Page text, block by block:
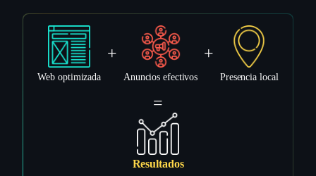
Web optimizada
+
Anuncios efectivos
+
Presencia local
=
Resultados